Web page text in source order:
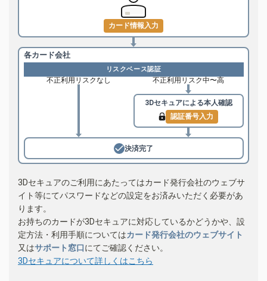
カード情報入力
各カード会社
リスクベース認証
不正利用リスクなし 不正利用リスク中〜高
3Dセキュアによる本人確認
認証番号入力
決済完了
3Dセキュアのご利用にあたってはカード発行会社のウェブサ
イト等にてパスワードなどの設定をお済みいただく必要があ
ります。
お持ちのカードが3Dセキュアに対応しているかどうかや、設
定方法・利用手順についてはカード発行会社のウェブサイト
又はサポート窓口にてご確認ください。
3Dセキュアについて詳しくはこちら